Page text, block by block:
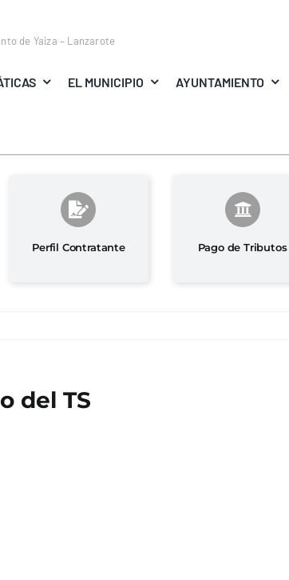
de Yaiza – Lanzarote
EL MUNICIPIO AYUNTAMIENTO
Perfil Contratante Pago de Tributos
del TS